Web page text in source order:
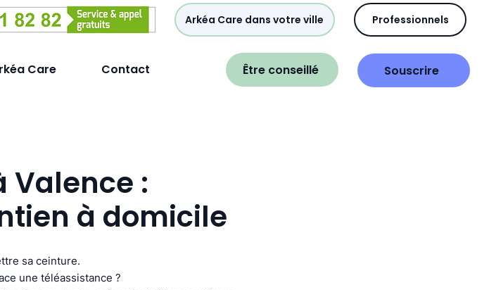
Arkéa Care dans votre ville Professionnels
Care Contact Être conseillé Souscrire
Valence :
à domicile
sa ceinture.
une téléassistance ?